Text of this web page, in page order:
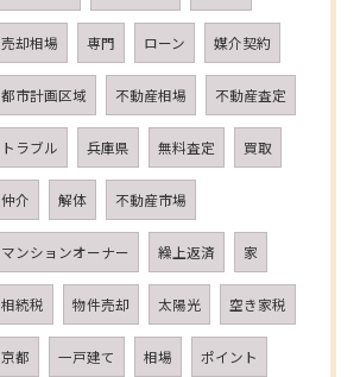
売却相場 専門 ローン 媒介契約
都市計画区域 不動産相場 不動産査定
トラブル 兵庫県 無料査定 買取
仲介 解体 不動産市場
マンションオーナー 繰上返済 家
相続税 物件売却 太陽光 空き家税
京都 一戸建て 相場 ポイント